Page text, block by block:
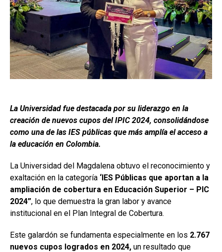
La Universidad fue destacada por su liderazgo en la
creación de nuevos cupos del IPIC 2024, consolidándose
como una de las IES públicas que más amplía el acceso a
la educación en Colombia.
La Universidad del Magdalena obtuvo el reconocimiento y
exaltación en la categoría ‘IES Públicas que aportan a la
ampliación de cobertura en Educación Superior – PIC
2024”, lo que demuestra la gran labor y avance
institucional en el Plan Integral de Cobertura.
Este galardón se fundamenta especialmente en los 2.767
nuevos cupos logrados en 2024, un resultado que